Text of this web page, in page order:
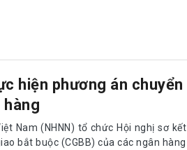
hiện phương án chuyển
hàng
Nam (NHNN) tổ chức Hội nghị sơ kết
bắt buộc (CGBB) của các ngân hàng